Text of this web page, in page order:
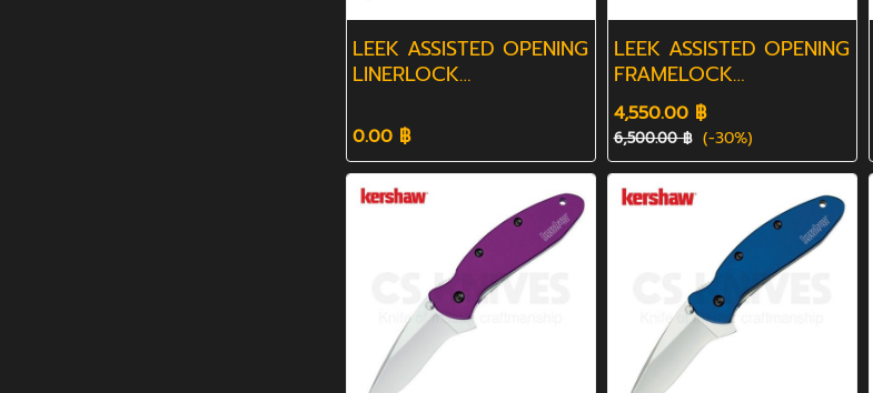
LEEK ASSISTED OPENING
LINERLOCK
0.00 ฿
LEEK ASSISTED OPENING
FRAMELOCK
BLACKWASH
4,550.00 ฿
6,500.00 ฿ (-30%)